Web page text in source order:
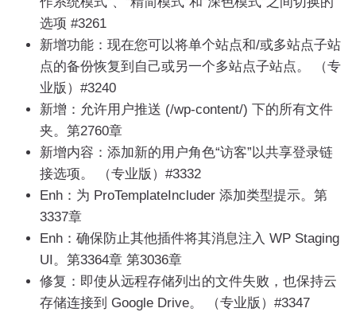
选项 #3261
新增功能：现在您可以将单个站点和/或多站点子站
点的备份恢复到自己或另一个多站点子站点。 （专
业版）#3240
新增：允许用户推送 (/wp-content/) 下的所有文件
夹。第2760章
新增内容：添加新的用户角色“访客”以共享登录链
接选项。 （专业版）#3332
Enh：为 ProTemplateIncluder 添加类型提示。第
3337章
Enh：确保防止其他插件将其消息注入 WP Staging
UI。第3364章 第3036章
修复：即使从远程存储列出的文件失败，也保持云
存储连接到 Google Drive。 （专业版）#3347